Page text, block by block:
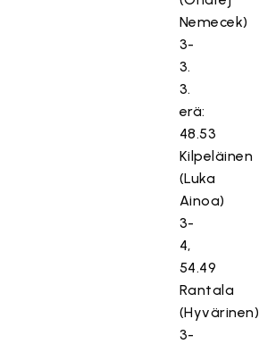
Nemecek)
3-
3.
3.
erä:
48.53
Kilpeläinen
(Luka
Ainoa)
3-
4,
54.49
Rantala
(Hyvärinen)
3-